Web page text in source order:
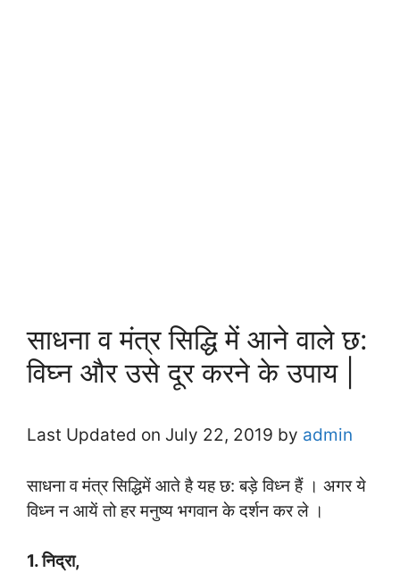
साधना व मंत्र सिद्धि में आने वाले छ:
विघ्न और उसे दूर करने के उपाय |
Last Updated on July 22, 2019 by admin
साधना व मंत्र सिद्धिमें आते है यह छ: बड़े विध्न हैं । अगर ये
विध्न न आयें तो हर मनुष्य भगवान के दर्शन कर ले ।
1. निद्रा,